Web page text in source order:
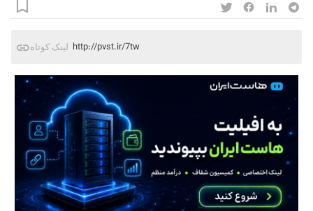
لینک کوتاه http://pvst.ir/7tw